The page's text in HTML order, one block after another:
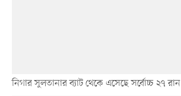
নিগার সুলতানার ব্যাট থেকে এসেছে সর্বোচ্চ ২৭ রান